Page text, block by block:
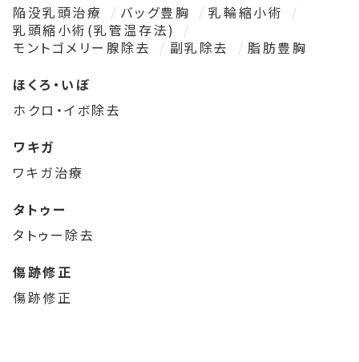
陥没乳頭治療
バッグ豊胸
乳輪縮小術
乳頭縮小術(乳管温存法)
モントゴメリー腺除去
副乳除去
脂肪豊胸
ほくろ・いぼ
ホクロ・イボ除去
ワキガ
ワキガ治療
タトゥー
タトゥー除去
傷跡修正
傷跡修正